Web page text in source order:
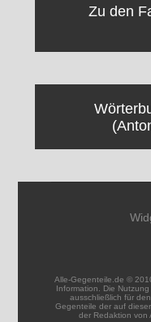
Zu den
Alle-Gegenteile.de ©
Information. Die
ausschließlich für
Gegenteile der auf
der Redaktion von